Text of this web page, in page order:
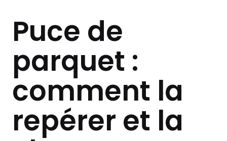
Puce de
parquet :
comment la
repérer et la